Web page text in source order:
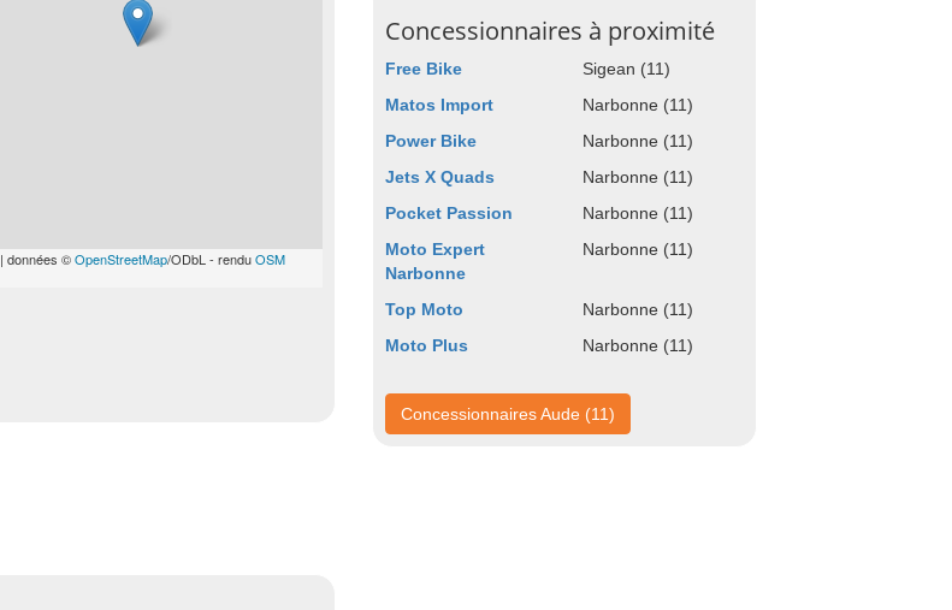
| données ©OpenStreetMap/ODbL - renduOSM
Concessionnaires à proximité
Free Bike
Sigean (11)
Matos Import
Narbonne (11)
Power Bike
Narbonne (11)
Jets X Quads
Narbonne (11)
Pocket Passion
Narbonne (11)
Moto Expert
Narbonne
Narbonne (11)
Top Moto
Narbonne (11)
Moto Plus
Narbonne (11)
Concessionnaires Aude (11)